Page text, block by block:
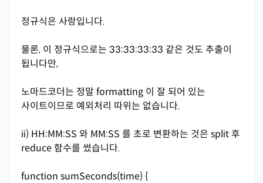
정규식은 사랑입니다.
물론, 이 정규식으로는 33:33:33:33 같은 것도 추출이
됩니다만,
노마드코더는 정말 formatting 이 잘 되어 있는
사이트이므로 예외처리 따위는 없습니다.
ii) HH:MM:SS 와 MM:SS 를 초로 변환하는 것은 split 후
reduce 함수를 썼습니다.
function sumSeconds(time) {